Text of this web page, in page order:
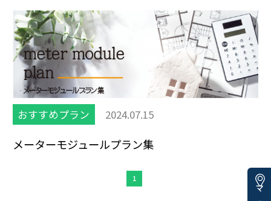
分譲（予定）住宅
web見学
会社概要
お問い合わせ
おすすめプラン 2024.07.15
メーターモジュールプラン集
1